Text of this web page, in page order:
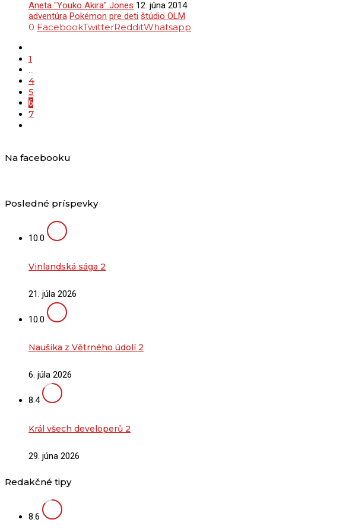
Aneta "Youko Akira" Jones 12. júna 2014
adventúra Pokémon pre deti štúdio OLM
0 FacebookTwitterRedditWhatsapp
1
…
4
5
6
7
Na facebooku
Posledné príspevky
10.0
Vinlandská sága 2
21. júla 2026
10.0
Naušika z Větrného údolí 2
6. júla 2026
8.4
Král všech developerů 2
29. júna 2026
Redakčné tipy
8.6